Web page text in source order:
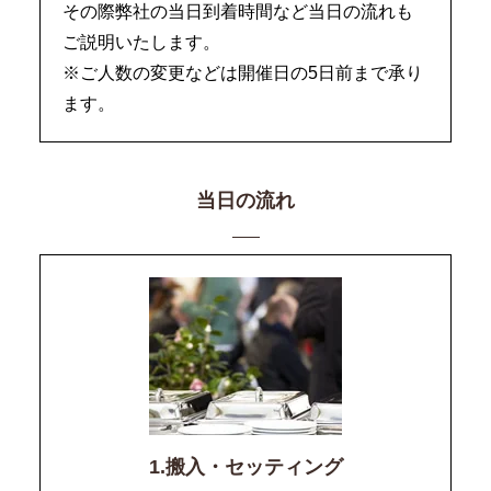
その際弊社の当日到着時間など当日の流れも
ご説明いたします。
※ご人数の変更などは開催日の5日前まで承り
ます。
当日の流れ
1.搬入・セッティング